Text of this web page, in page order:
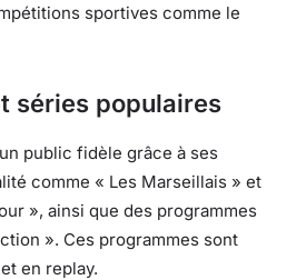
sportives comme le
séries populaires
public fidèle grâce à ses
comme « Les Marseillais » et
», ainsi que des programmes
». Ces programmes sont
en replay.